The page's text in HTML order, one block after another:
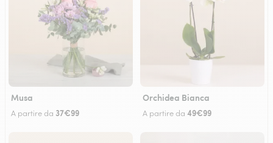
Musa
A partire da 37€99
Orchidea Bianca
A partire da 49€99